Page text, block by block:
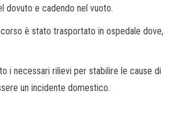
dovuto e cadendo nel vuoto.
è stato trasportato in ospedale dove,
i necessari rilievi per stabilire le cause di
un incidente domestico.